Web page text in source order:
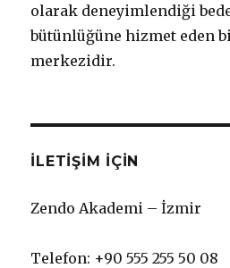
olarak deneyimlendiği
bütünlüğüne hizmet eden
merkezidir.
İLETIŞIM IÇIN
Zendo Akademi – İzmir
Telefon: +90 555 255 50 08